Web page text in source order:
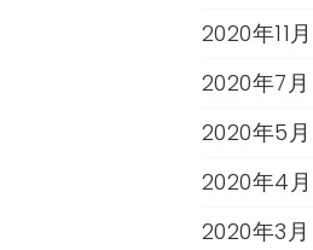
2020年11月
2020年7月
2020年5月
2020年4月
2020年3月